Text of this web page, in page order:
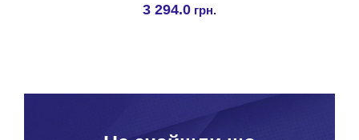
3 294.0 грн.